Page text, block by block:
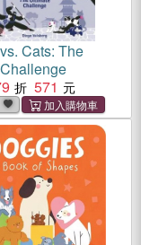
Cats: The
571